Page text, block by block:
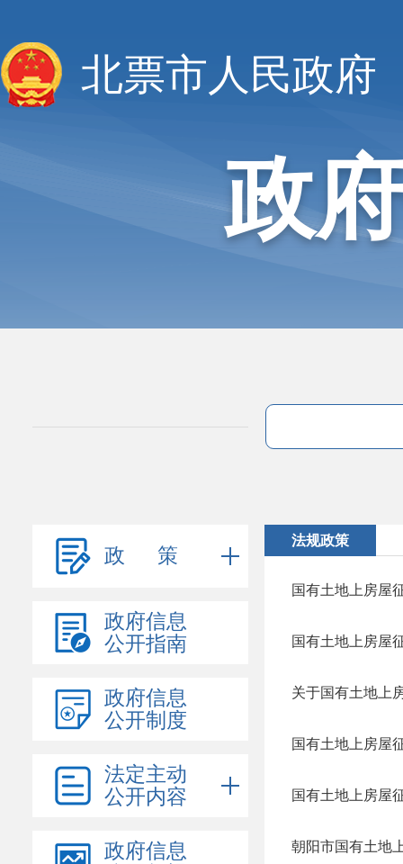
北票市人民政府
政
政 策
政府信息
公开指南
政府信息
公开制度
法定主动
公开内容
政府信息
法规政策
国有土地上房屋
国有土地上房屋
关于国有土地上
国有土地上房屋
国有土地上房屋
朝阳市国有土地